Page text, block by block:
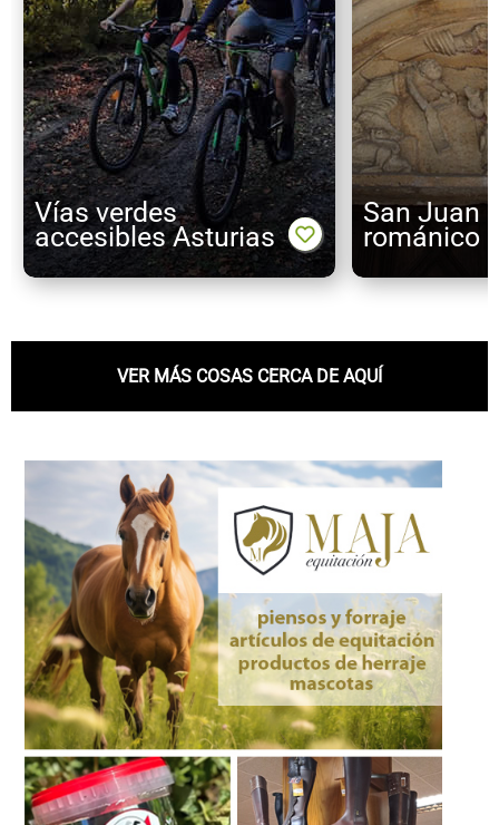
Vías verdes
accesibles Asturias
San Juan
románico
VER MÁS COSAS CERCA DE AQUÍ